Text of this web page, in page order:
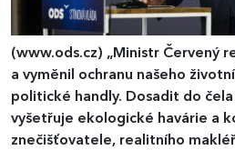
(www.ods.cz) „Ministr Červený
a vyměnil ochranu našeho
politické handly. Dosadit do
vyšetřuje ekologické havárie a
znečišťovatele, realitního